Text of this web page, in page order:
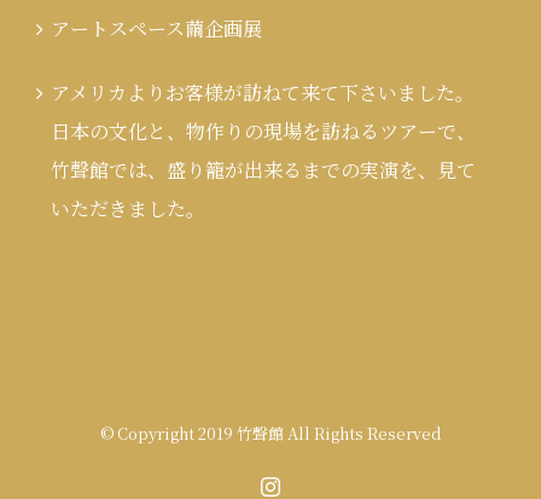
アートスペース繭企画展
アメリカよりお客様が訪ねて来て下さいました。
日本の文化と、物作りの現場を訪ねるツアーで、
竹聲館では、盛り籠が出来るまでの実演を、見て
いただきました。
© Copyright 2019 竹聲館 All Rights Reserved
Instagram